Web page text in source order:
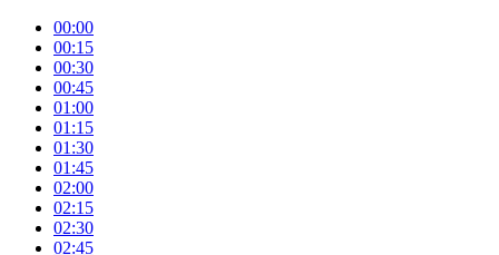
00:00
00:15
00:30
00:45
01:00
01:15
01:30
01:45
02:00
02:15
02:30
02:45